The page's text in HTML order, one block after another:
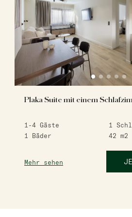
Plaka Suite mit einem
1-4 Gäste 1
1
Bäder 42 m2
Mehr sehen